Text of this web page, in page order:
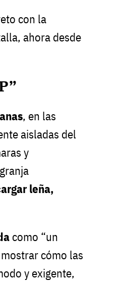
con la
ahora desde
, en las
aisladas del
y
leña,
como “un
cómo las
y exigente,